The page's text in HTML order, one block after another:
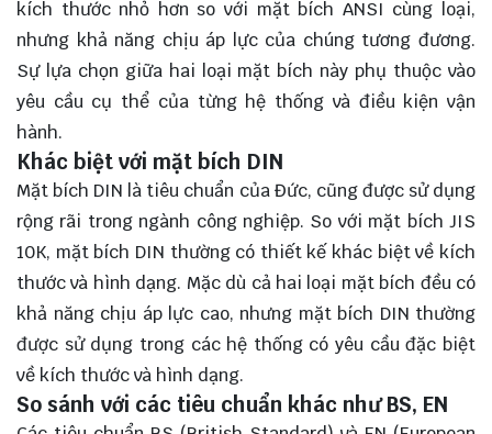
kích thước nhỏ hơn so với mặt bích ANSI cùng loại,
nhưng khả năng chịu áp lực của chúng tương đương.
Sự lựa chọn giữa hai loại mặt bích này phụ thuộc vào
yêu cầu cụ thể của từng hệ thống và điều kiện vận
hành.
Khác biệt với mặt bích DIN
Mặt bích DIN là tiêu chuẩn của Đức, cũng được sử dụng
rộng rãi trong ngành công nghiệp. So với mặt bích JIS
10K, mặt bích DIN thường có thiết kế khác biệt về kích
thước và hình dạng. Mặc dù cả hai loại mặt bích đều có
khả năng chịu áp lực cao, nhưng mặt bích DIN thường
được sử dụng trong các hệ thống có yêu cầu đặc biệt
về kích thước và hình dạng.
So sánh với các tiêu chuẩn khác như BS, EN